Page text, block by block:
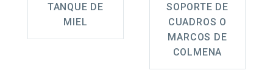
TANQUE DE
MIEL
SOPORTE DE
CUADROS O
MARCOS DE
COLMENA